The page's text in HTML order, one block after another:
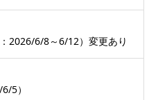
2026/6/8～6/12）変更あり
5）